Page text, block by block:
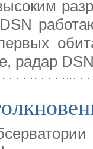
радар